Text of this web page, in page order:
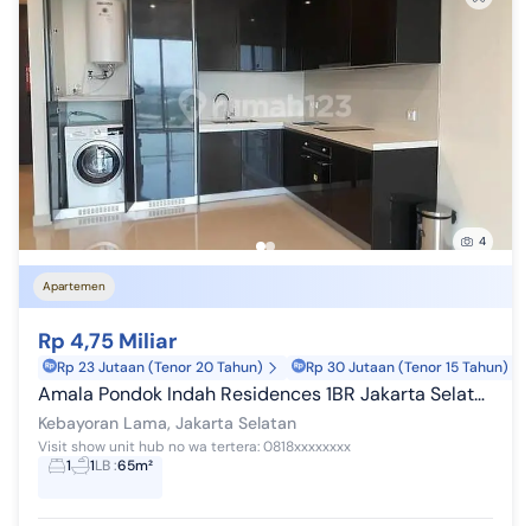
4
Apartemen
Rp 4,75 Miliar
Rp 23 Jutaan (Tenor 20 Tahun) Rp 30 Jutaan (Tenor 15 Tahun)
Amala Pondok Indah Residences 1BR Jakarta Selatan
Kebayoran Lama, Jakarta Selatan
Visit show unit hub no wa tertera: 0818xxxxxxxx
1
1LB:65m²